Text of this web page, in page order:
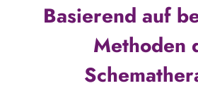
Basierend auf
Methoden